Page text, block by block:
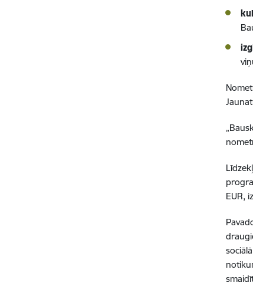
EUR,